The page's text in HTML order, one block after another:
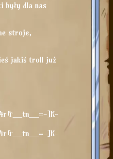
były dla nas
stroje,
jakiś troll już
]K-
]K-